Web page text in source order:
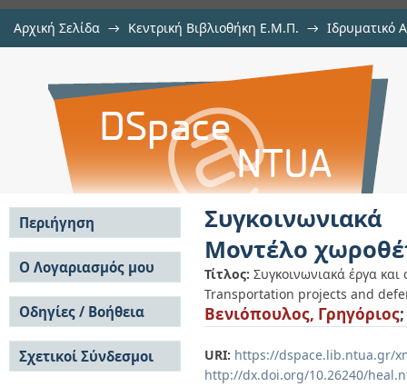
Αρχική Σελίδα → Κεντρική Βιβλιοθήκη Ε.Μ.Π. → Ιδρυματικό
Συγκοινωνιακά έργα και
κωλυμάτων
Μοντέλο
Τίτλος: Συγκοινωνιακά έργα
Transportation projects and
Βενιόπουλος, Γρηγόριος;
URI: https://dspace.lib.ntua.gr/
http://dx.doi.org/10.26240/
Περιήγηση
Σε όλο το DSpace
Κοινότητες & Συλλογές
Ανά Ημερομηνία
Έκδοσης
Συγγραφείς
Τίτλοι
Θέματα
Ο Λογαριασμός μου
Σύνδεση
Εγγραφή
Οδηγίες / Βοήθεια
Οδηγίες Υποβολής
Οδηγίες Χρήσης ΙΑ
Συχνές Ερωτήσεις
Σχετικοί Σύνδεσμοι